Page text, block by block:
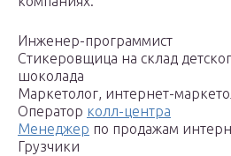
Инженер-программист
Стикеровщица на склад
шоколада
Маркетолог, интернет-
Оператор колл-центра
Менеджер по продажам
Грузчики